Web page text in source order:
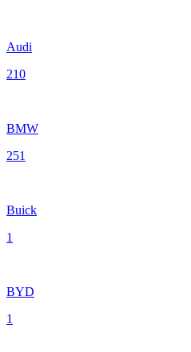
Audi
210
BMW
251
Buick
1
BYD
1